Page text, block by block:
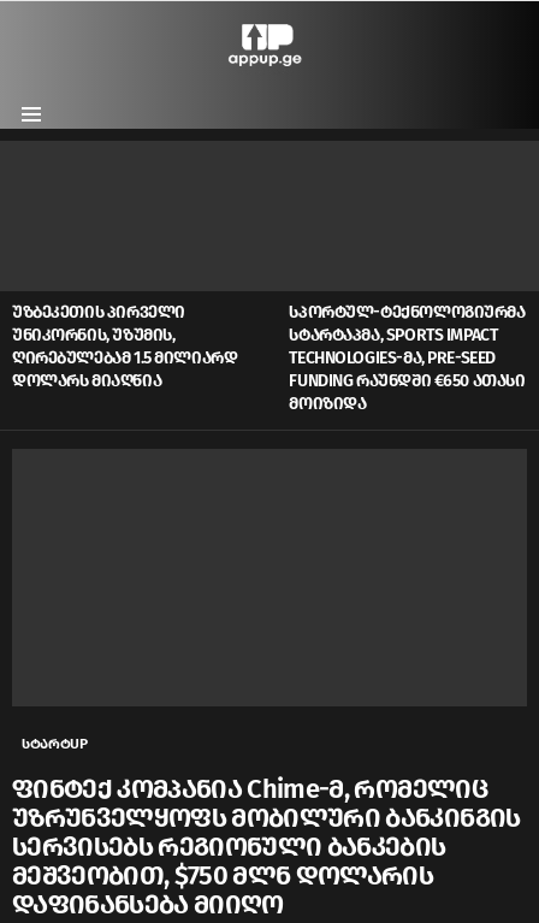
Menu
ᲣᲖᲑᲔᲙᲔᲗᲘᲡ ᲞᲘᲠᲕᲔᲚᲘ
ᲣᲜᲘᲙᲝᲠᲜᲘᲡ, ᲣᲖᲣᲛᲘᲡ,
ᲦᲘᲠᲔᲑᲣᲚᲔᲑᲐᲛ 1.5 ᲛᲘᲚᲘᲐᲠᲓ
ᲓᲝᲚᲐᲠᲡ ᲛᲘᲐᲦᲬᲘᲐ
ᲡᲞᲝᲠᲢᲣᲚ-ᲢᲔᲥᲜᲝᲚᲝᲒᲘᲣᲠᲛᲐ
ᲡᲢᲐᲠᲢᲐᲞᲛᲐ, SPORTS IMPACT
TECHNOLOGIES-ᲛᲐ, PRE-SEED
FUNDING ᲠᲐᲣᲜᲓᲨᲘ €650 ᲐᲗᲐᲡᲘ
ᲛᲝᲘᲖᲘᲓᲐ
სტარტUP
ფინტექ კომპანია Chime-მ, რომელიც
უზრუნველყოფს მობილური ბანკინგის
სერვისებს რეგიონული ბანკების
მეშვეობით, $750 მლნ დოლარის
დაფინანსება მიიღო